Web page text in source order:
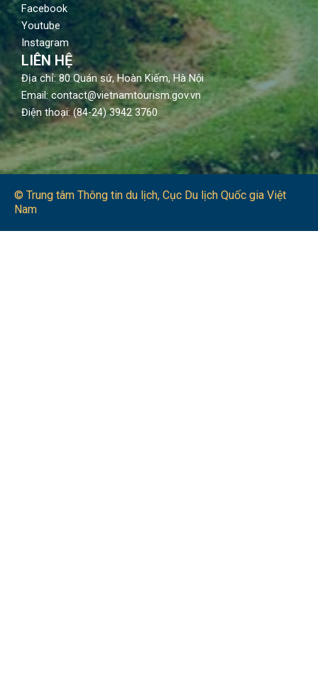
Facebook
Youtube
Instagram
LIÊN HỆ
Địa chỉ: 80 Quán sứ, Hoàn Kiếm, Hà Nội
Email: contact@vietnamtourism.gov.vn
Điện thoại: (84-24) 3942 3760
© Trung tâm Thông tin du lịch​, Cục Du lịch Quốc gia Việt
Nam